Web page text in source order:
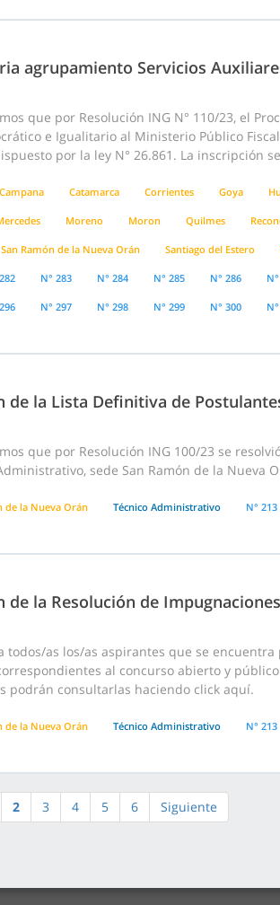
agrupamiento Servicios
que por Resolución ING N° 110/23, el
e Igualitario al Ministerio Público
por la ley N° 26.861. La inscripción
Campana Catamarca Corrientes Goya
Moreno Moron Quilmes
San Ramón de la Nueva Orán Santiago del Estero
N° 283 N° 284 N° 285 N° 286
N° 297 N° 298 N° 299 N° 300
de la Lista Definitiva de
que por Resolución ING 100/23 se
sede San Ramón de la
de la Nueva Orán Técnico Administrativo N° 213
de la Resolución de
todos/as los/as aspirantes que se
al concurso abierto y
podrán consultarlas haciendo click aquí.
de la Nueva Orán Técnico Administrativo N° 213
2 3 4 5 6 Siguiente